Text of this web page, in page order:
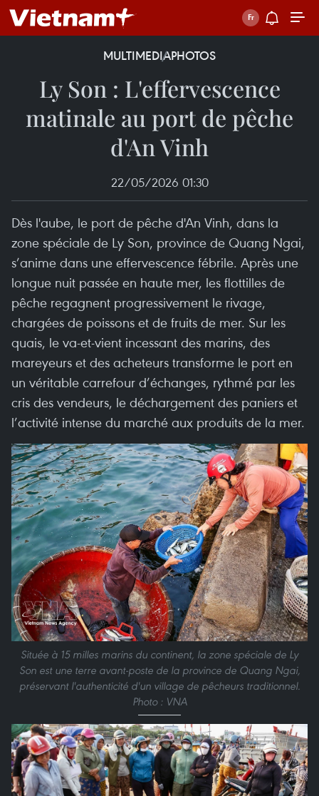
MULTIMEDIAPHOTOS
Ly Son : L'effervescence
matinale au port de pêche
d'An Vinh
22/05/2026 01:30
Dès l'aube, le port de pêche d'An Vinh, dans la
zone spéciale de Ly Son, province de Quang Ngai,
s’anime dans une effervescence fébrile. Après une
longue nuit passée en haute mer, les flottilles de
pêche regagnent progressivement le rivage,
chargées de poissons et de fruits de mer. Sur les
quais, le va-et-vient incessant des marins, des
mareyeurs et des acheteurs transforme le port en
un véritable carrefour d’échanges, rythmé par les
cris des vendeurs, le déchargement des paniers et
l’activité intense du marché aux produits de la mer.
Située à 15 milles marins du continent, la zone spéciale de Ly
Son est une terre avant-poste de la province de Quang Ngai,
préservant l'authenticité d'un village de pêcheurs traditionnel.
Photo : VNA